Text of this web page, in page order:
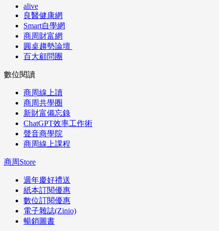
alive
良醫健康網
Smart自學網
商周財富網
圓桌趨勢論壇
百大顧問團
數位閱讀
商周線上讀
商周共學圈
新財富備忘錄
ChatGPT效率工作術
聲音商學院
商周線上課程
商周Store
週年慶好禮送
紙本訂閱優惠
數位訂閱優惠
電子雜誌(Zinio)
暢銷圖書